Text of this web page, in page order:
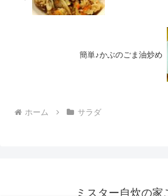
簡単♪かぶのごま油炒め
ホーム サラダ
ミスター自炊の家